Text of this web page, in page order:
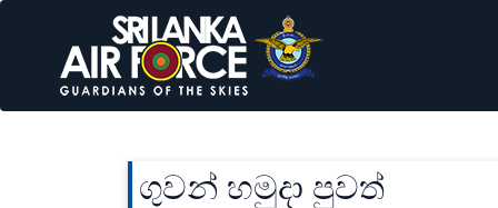
ගුවන් හමුදා පුවත්